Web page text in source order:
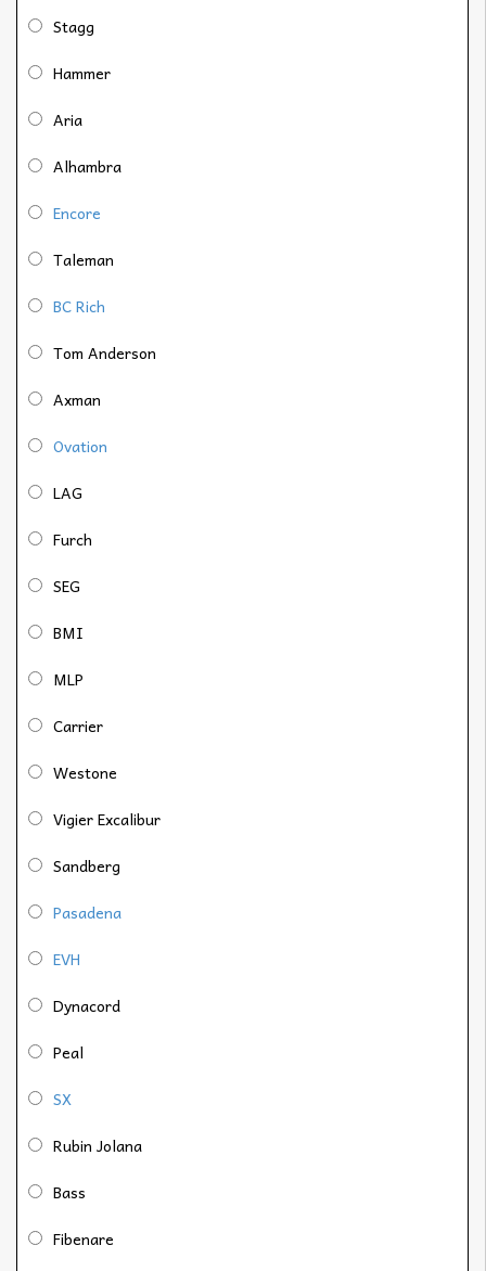
Stagg
Hammer
Aria
Alhambra
Encore
Taleman
BC Rich
Tom Anderson
Axman
Ovation
LAG
Furch
SEG
BMI
MLP
Carrier
Westone
Vigier Excalibur
Sandberg
Pasadena
EVH
Dynacord
Peal
SX
Rubin Jolana
Bass
Fibenare